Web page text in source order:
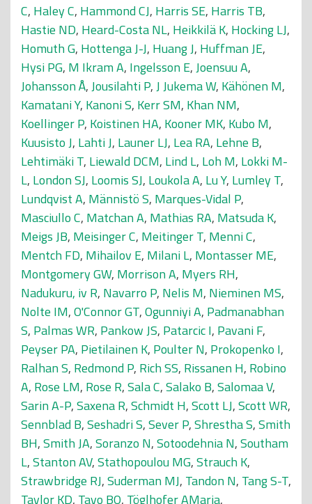
C, Haley C, Hammond CJ, Harris SE, Harris TB,
Hastie ND, Heard-Costa NL, Heikkilä K, Hocking LJ,
Homuth G, Hottenga J-J, Huang J, Huffman JE,
Hysi PG, M Ikram A, Ingelsson E,Joensuu A,
Johansson Å,Jousilahti P,J Jukema W, Kähönen M,
Kamatani Y, Kanoni S, Kerr SM, Khan NM,
Koellinger P, Koistinen HA, Kooner MK, Kubo M,
Kuusisto J, Lahti J, Launer LJ, Lea RA, Lehne B,
Lehtimäki T, Liewald DCM, Lind L, Loh M, Lokki M-
L, London SJ, Loomis SJ, Loukola A, Lu Y, Lumley T,
Lundqvist A, Männistö S, Marques-Vidal P,
Masciullo C, Matchan A, Mathias RA, Matsuda K,
Meigs JB, Meisinger C, Meitinger T, Menni C,
Mentch FD, Mihailov E, Milani L, Montasser ME,
Montgomery GW, Morrison A, Myers RH,
Nadukuru, iv R, Navarro P, Nelis M, Nieminen MS,
Nolte IM,O'Connor GT,Ogunniyi A, Padmanabhan
S, Palmas WR, Pankow JS, Patarcic I, Pavani F,
Peyser PA, Pietilainen K, Poulter N, Prokopenko I,
Ralhan S, Redmond P, Rich SS, Rissanen H, Robino
A, Rose LM, Rose R,Sala C,Salako B,Salomaa V,
Sarin A-P,Saxena R,Schmidt H,Scott LJ,Scott WR,
Sennblad B,Seshadri S,Sever P,Shrestha S,Smith
BH,Smith JA,Soranzo N,Sotoodehnia N,Southam
L,Stanton AV,Stathopoulou MG,Strauch K,
Strawbridge RJ,Suderman MJ, Tandon N, Tang S-T,
Taylor KD, Tayo BO, Töglhofer AMaria,